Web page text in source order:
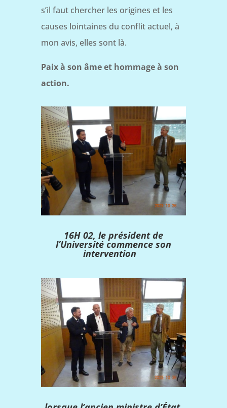
s’il faut chercher les origines et les
causes lointaines du conflit actuel, à
mon avis, elles sont là.
Paix à son âme et hommage à son
action.
16H 02, le président de
l’Université commence son
intervention